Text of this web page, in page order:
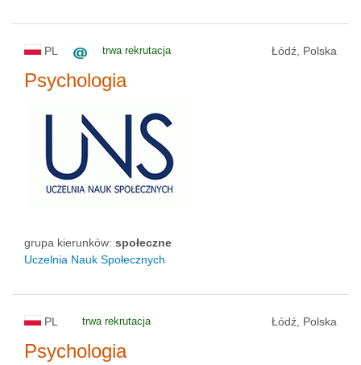
PL trwa rekrutacja Łódź, Polska
Psychologia
grupa kierunków: społeczne
Uczelnia Nauk Społecznych
PL trwa rekrutacja Łódź, Polska
Psychologia